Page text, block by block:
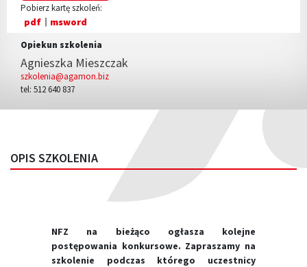
Pobierz kartę szkoleń:
pdf msword
Opiekun szkolenia
Agnieszka Mieszczak
szkolenia@agamon.biz
tel: 512 640 837
OPIS SZKOLENIA
NFZ na bieżąco ogłasza kolejne
postępowania konkursowe. Zapraszamy na
szkolenie podczas którego uczestnicy